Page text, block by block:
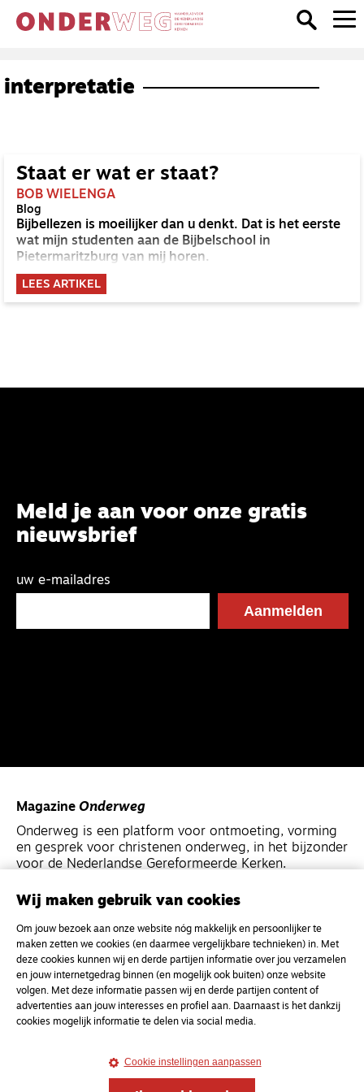
interpretatie
Staat er wat er staat?
BOB WIELENGA
Blog
Bijbellezen is moeilijker dan u denkt. Dat is het eerste
wat mijn studenten aan de Bijbelschool in
Pietermaritzburg van mij horen.
LEES ARTIKEL
Meld je aan voor onze gratis
nieuwsbrief
uw e-mailadres
Magazine Onderweg
Onderweg is een platform voor ontmoeting, vorming
en gesprek voor christenen onderweg, in het bijzonder
voor de Nederlandse Gereformeerde Kerken.
MagazineOnderweg
Kvk-nummer 33277063
NL46 INGB 0117 5827 86
info@onderwegonline.nl
Wij maken gebruik van cookies
Om jouw bezoek aan onze website nóg makkelijk en persoonlijker te
maken zetten we cookies (en daarmee vergelijkbare technieken) in. Met
deze cookies kunnen wij en derde partijen informatie over jou verzamelen
en jouw internetgedrag binnen (en mogelijk ook buiten) onze website
volgen. Met deze informatie passen wij en derde partijen content of
advertenties aan jouw interesses en profiel aan. Daarnaast is het dankzij
cookies mogelijk informatie te delen via social media.
Cookie instellingen aanpassen